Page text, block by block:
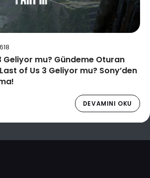
618
Geliyor mu? Gündeme Oturan
of Us 3 Geliyor mu? Sony’den
DEVAMINI OKU